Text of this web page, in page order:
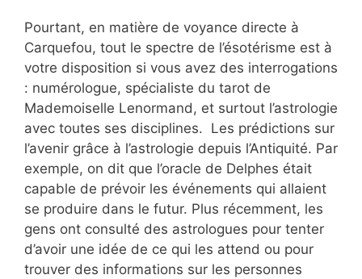
Pourtant, en matière de voyance directe à
Carquefou, tout le spectre de l’ésotérisme est à
votre disposition si vous avez des interrogations
: numérologue, spécialiste du tarot de
Mademoiselle Lenormand, et surtout l’astrologie
avec toutes ses disciplines. Les prédictions sur
l’avenir grâce à l’astrologie depuis l’Antiquité. Par
exemple, on dit que l’oracle de Delphes était
capable de prévoir les événements qui allaient
se produire dans le futur. Plus récemment, les
gens ont consulté des astrologues pour tenter
d’avoir une idée de ce qui les attend ou pour
trouver des informations sur les personnes